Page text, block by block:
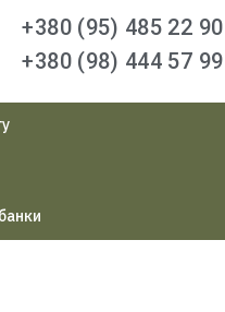
+380 (95) 485 22 90
+380 (98) 444 57 99